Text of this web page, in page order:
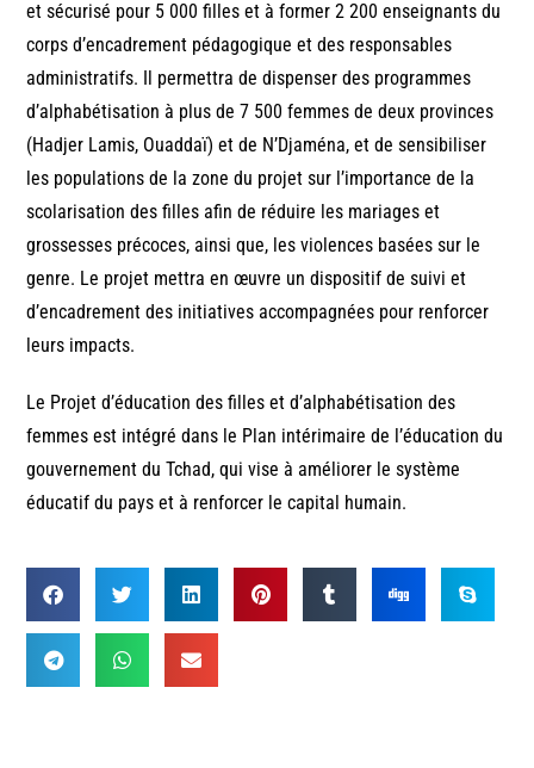
et sécurisé pour 5 000 filles et à former 2 200 enseignants du
corps d’encadrement pédagogique et des responsables
administratifs. Il permettra de dispenser des programmes
d’alphabétisation à plus de 7 500 femmes de deux provinces
(Hadjer Lamis, Ouaddaï) et de N’Djaména, et de sensibiliser
les populations de la zone du projet sur l’importance de la
scolarisation des filles afin de réduire les mariages et
grossesses précoces, ainsi que, les violences basées sur le
genre. Le projet mettra en œuvre un dispositif de suivi et
d’encadrement des initiatives accompagnées pour renforcer
leurs impacts.
Le Projet d’éducation des filles et d’alphabétisation des
femmes est intégré dans le Plan intérimaire de l’éducation du
gouvernement du Tchad, qui vise à améliorer le système
éducatif du pays et à renforcer le capital humain.